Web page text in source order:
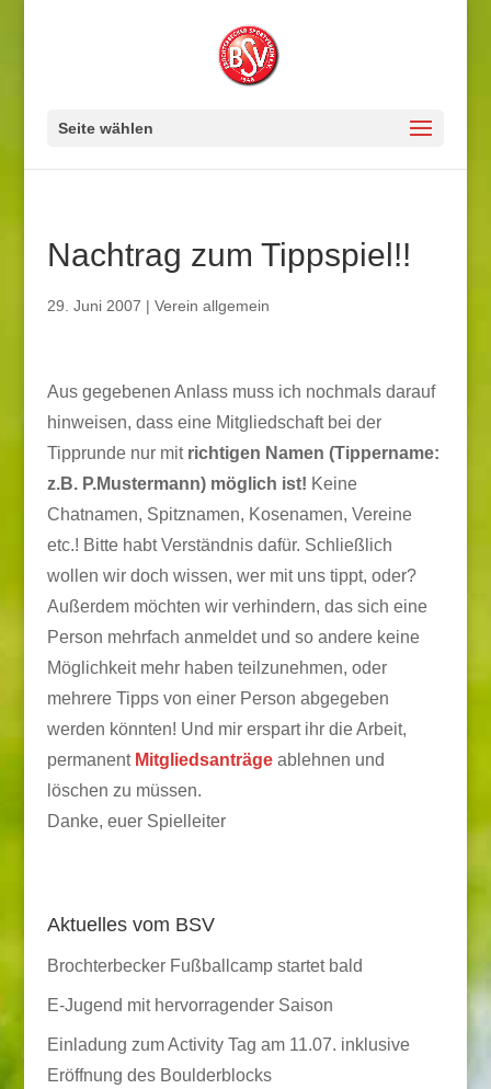
Seite wählen
Nachtrag zum Tippspiel!!
29. Juni 2007 | Verein allgemein
Aus gegebenen Anlass muss ich nochmals darauf
hinweisen, dass eine Mitgliedschaft bei der
Tipprunde nur mit richtigen Namen (Tippername:
z.B. P.Mustermann) möglich ist! Keine
Chatnamen, Spitznamen, Kosenamen, Vereine
etc.! Bitte habt Verständnis dafür. Schließlich
wollen wir doch wissen, wer mit uns tippt, oder?
Außerdem möchten wir verhindern, das sich eine
Person mehrfach anmeldet und so andere keine
Möglichkeit mehr haben teilzunehmen, oder
mehrere Tipps von einer Person abgegeben
werden könnten! Und mir erspart ihr die Arbeit,
permanent Mitgliedsanträgeablehnen und
löschen zu müssen.
Danke, euer Spielleiter
Aktuelles vom BSV
Brochterbecker Fußballcamp startet bald
E-Jugend mit hervorragender Saison
Einladung zum Activity Tag am 11.07. inklusive
Eröffnung des Boulderblocks